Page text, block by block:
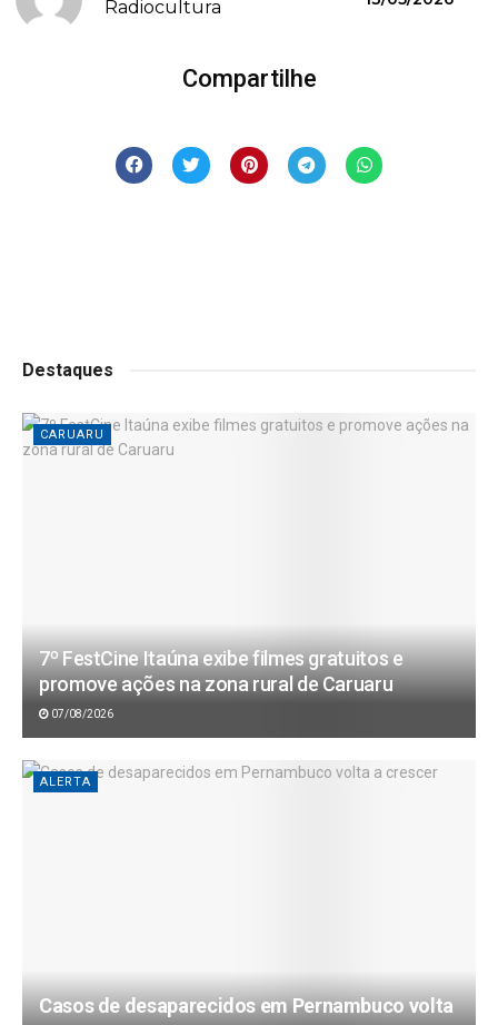
Radiocultura
Compartilhe
Destaques
CARUARU
7º FestCine Itaúna exibe filmes gratuitos e
promove ações na zona rural de Caruaru
07/08/2026
ALERTA
Casos de desaparecidos em Pernambuco volta